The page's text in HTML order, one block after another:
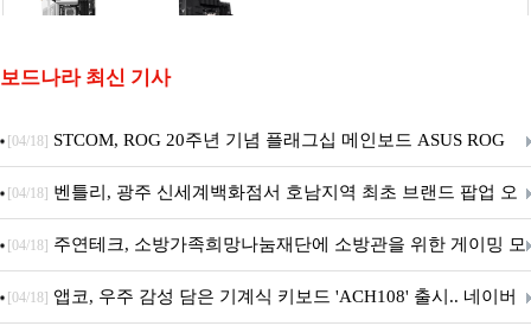
보드나라 최신 기사
[04/18] STCOM, ROG 20주년 기념 플래그십 메인보드 ASUS ROG
Crosshair X870E EDITION 20 국내 출시 예정
[04/18] 벤틀리, 광주 신세계백화점서 호남지역 최초 브랜드 팝업 오
픈
[04/18] 주연테크, 소방가족희망나눔재단에 소방관을 위한 게이밍 모
니터·스마트 펫 침대 기부
[04/18] 앱코, 우주 감성 담은 기계식 키보드 'ACH108' 출시.. 네이버